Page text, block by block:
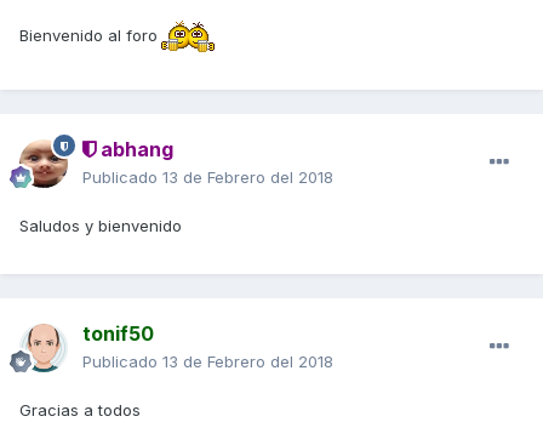
Bienvenido al foro
abhang
Publicado 13 de Febrero del 2018
Saludos y bienvenido
tonif50
Publicado 13 de Febrero del 2018
Gracias a todos